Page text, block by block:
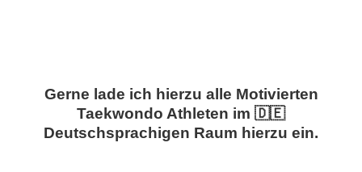
Gerne lade ich hierzu alle Motivierten
Taekwondo Athleten im 🇩🇪
Deutschsprachigen Raum hierzu ein.